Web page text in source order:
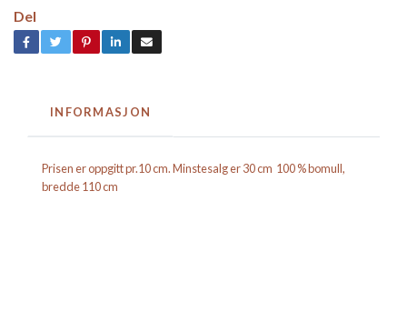
Del
INFORMASJON
Prisen er oppgitt pr.10 cm. Minstesalg er 30 cm 100 % bomull,
bredde 110 cm